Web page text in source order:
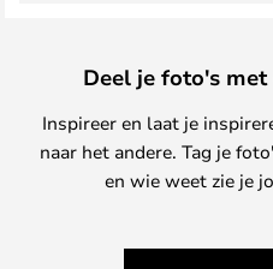
Deel je foto's
Inspireer en laat je
naar het andere. Tag je
en wie weet zie je